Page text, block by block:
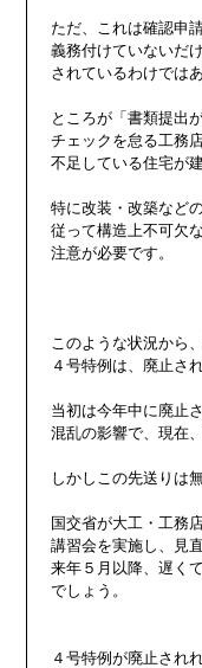
ただ、これは確認申
義務付けていないだ
されているわけでは
ところが「書類提出
チェックを怠る工務
不足している住宅が
特に改装・改築など
従って構造上不可欠
注意が必要です。
このような状況から
４号特例は、廃止さ
当初は今年中に廃止
混乱の影響で、現在
しかしこの先送りは
国交省が大工・工務
講習会を実施し、見
来年５月以降、遅く
でしょう。
４号特例が廃止され